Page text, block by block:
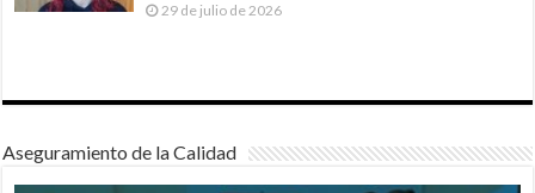
29 de julio de 2026
Aseguramiento de la Calidad